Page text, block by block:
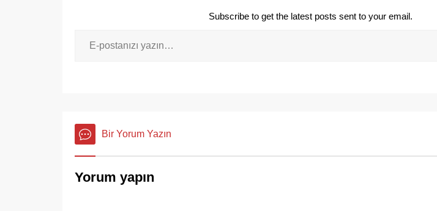
Subscribe to get the latest posts sent to your email.
Bir Yorum Yazın
Yorum yapın